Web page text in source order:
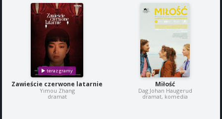
Zawieście czerwone latarnie
Yimou Zhang
dramat
Miłość
Dag Johan Haugerud
dramat, komedia